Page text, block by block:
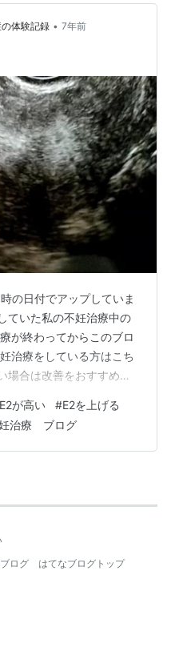
体験記録 • 7年前
の日付でアップしていま
ていた私の不妊治療中の
が終わってからこのブロ
治療をしている方はこち
場合は改善をおすすめし
今日は頭痛とお腹と足
味です。 茶オリとかはな
に少し気持ち悪くなっ
すが‥ 乳製品好きの私
E2が高い #E2を上げる
治療 ブログ
ログ
はてなブログトップ